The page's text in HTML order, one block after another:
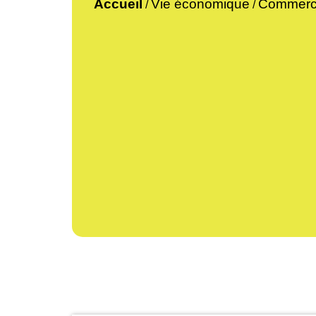
Accueil /Vie économique /